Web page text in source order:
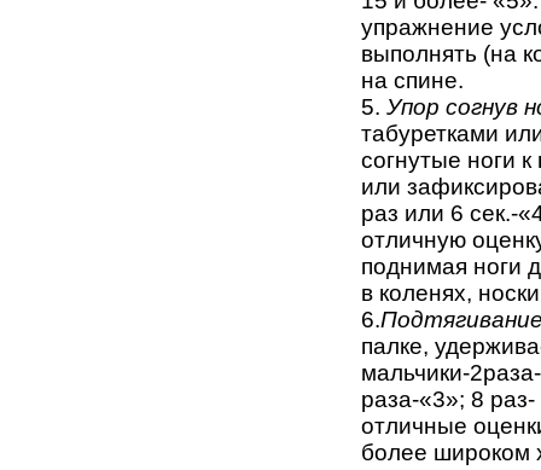
упражнение
выполнять (на
на спине.
5. Упор согнув
табуретками
согнутые ноги
или
раз или 6 сек.-
отличную
поднимая ноги
в коленях,
6.
палке,
мальчики-
раза-«3»; 8
отличные
более широком